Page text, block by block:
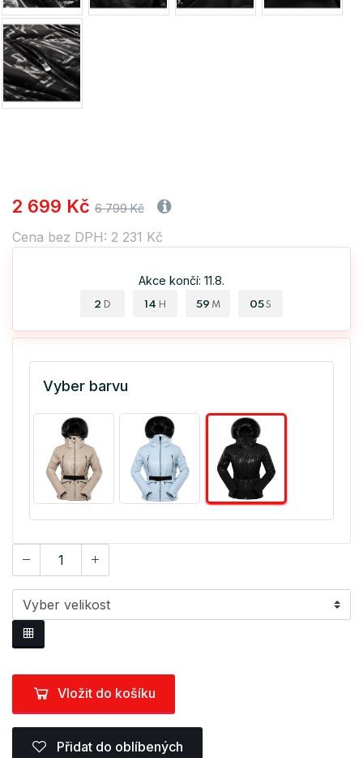
2 699 Kč 6 799 Kč
Cena bez DPH: 2 231 Kč
Akce končí: 11.8.
2 D 14 H 59 M 04 S
Vyber barvu
Vložit do košíku
Přidat do oblíbených